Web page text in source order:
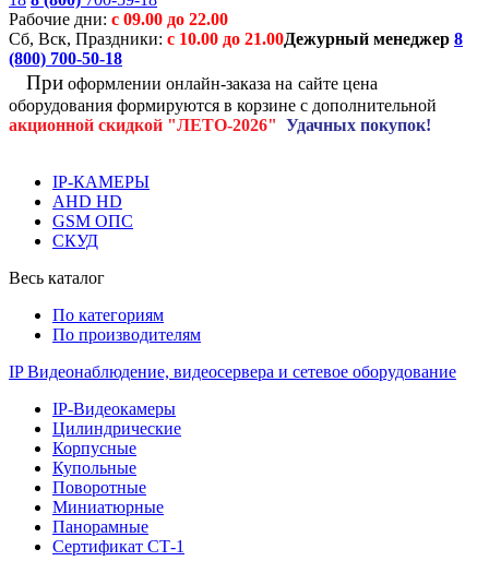
Рабочие дни: с 09.00 до 22.00
Сб, Вск, Праздники: с 10.00 до 21.00Дежурный менеджер 8
(800) 700-50-18
При оформлении онлайн-заказа на сайте цена
оборудования формируются в корзине с дополнительной
акционной скидкой "ЛЕТО-2026" Удачных покупок!
IP-КАМЕРЫ
AHD HD
GSM ОПС
СКУД
Весь каталог
По категориям
По производителям
IP Видеонаблюдение, видеосервера и сетевое оборудование
IP-Видеокамеры
Цилиндрические
Корпусные
Купольные
Поворотные
Миниатюрные
Панорамные
Сертификат СТ-1